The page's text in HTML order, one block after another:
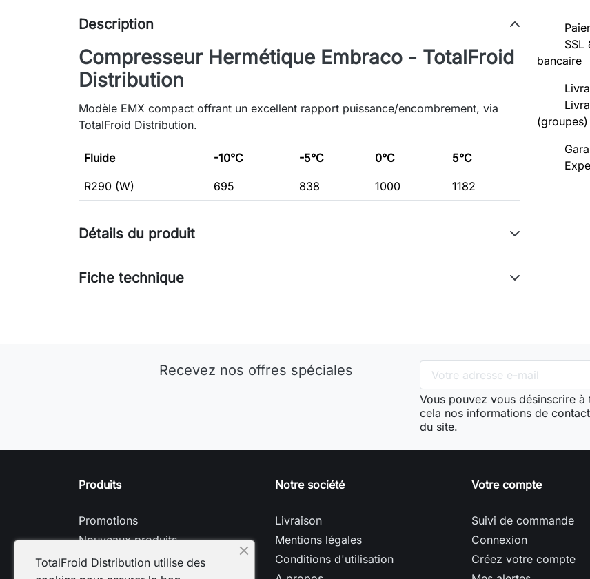
SSL
bancaire
(groupes)
Description
Compresseur Hermétique Embraco - TotalFroid
Distribution
Modèle EMX compact offrant un excellent rapport puissance/encombrement, via
TotalFroid Distribution.
Fluide -10°C -5°C 0°C 5°C
R290 (W) 695 838 1000 1182
Détails du produit
Fiche technique
Recevez nos offres spéciales
Vous pouvez vous désinscrire
cela nos informations de
du site.
Produits
Promotions
Nouveaux produits
Meilleures ventes
Notre société
Livraison
Mentions légales
Conditions d'utilisation
Votre compte
Suivi de commande
Connexion
Créez votre compte
TotalFroid Distribution utilise des